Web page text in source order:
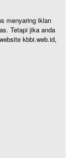
menyaring iklan
Tetapi jika anda
kbbi.web.id,